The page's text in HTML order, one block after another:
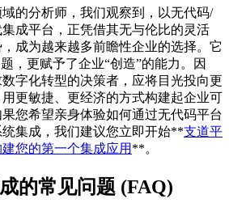
的分析师，我们观察到，以无代码/
成平台，正凭借其无与伦比的灵活
成为越来越多前瞻性企业的选择。它
，更赋予了企业“创造”的能力。因
字化转型的决策者，应将目光投向更
更敏捷、更经济的方式构建起企业可
您希望亲身体验如何通过无代码平台
集成，我们建议您立即开始**支道平
您的第一个集成应用 **。
的常见问题 (FAQ)